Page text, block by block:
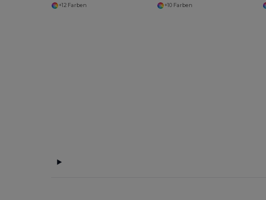
+12 Farben +10 Farben